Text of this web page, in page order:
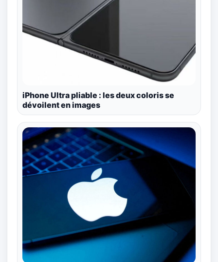
iPhone Ultra pliable : les deux coloris se
dévoilent en images